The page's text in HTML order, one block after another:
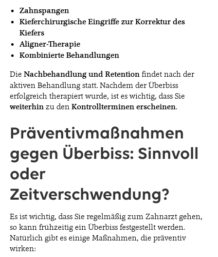
Zahnspangen
Kieferchirurgische Eingriffe zur Korrektur des
Kiefers
Aligner-Therapie
Kombinierte Behandlungen
Die Nachbehandlung und Retention findet nach der
aktiven Behandlung statt. Nachdem der Überbiss
erfolgreich therapiert wurde, ist es wichtig, dass Sie
weiterhin zu den Kontrollterminen erscheinen.
Präventivmaßnahmen
gegen Überbiss: Sinnvoll
oder
Zeitverschwendung?
Es ist wichtig, dass Sie regelmäßig zum Zahnarzt gehen,
so kann frühzeitig ein Überbiss festgestellt werden.
Natürlich gibt es einige Maßnahmen, die präventiv
wirken: